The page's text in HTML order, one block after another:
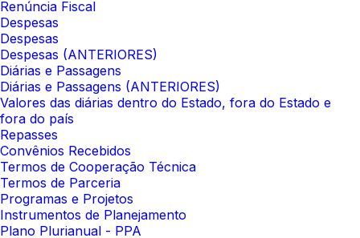
Renúncia Fiscal
Despesas
Despesas
Despesas (ANTERIORES)
Diárias e Passagens
Diárias e Passagens (ANTERIORES)
Valores das diárias dentro do Estado, fora do Estado e
fora do país
Repasses
Convênios Recebidos
Termos de Cooperação Técnica
Termos de Parceria
Programas e Projetos
Instrumentos de Planejamento
Plano Plurianual - PPA